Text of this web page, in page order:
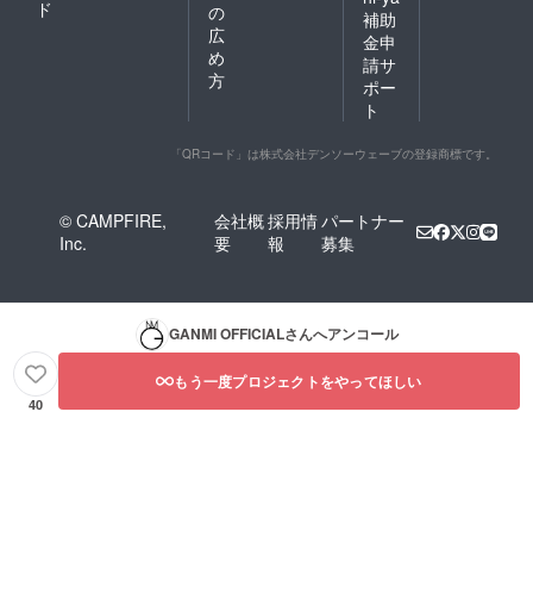
ご支援
された
公演開
①「あ
うビデ
ご支援
②「QR
入りの
デジタ
能性が
す。
公開は
きま
届け予
※状況に
より前
材トラ
で映像
場合に
た上で
りさせ
ド
の
広
め
方
補助
金申
請サ
ポー
ト
「QRコード」は株式会社デンソーウェーブの登録商標です。
© CAMPFIRE,
Inc.
会社概
要
採用情
報
パートナー
募集
GANMI OFFICIALさんへアンコール
40
もう一度プロジェクトをやってほしい